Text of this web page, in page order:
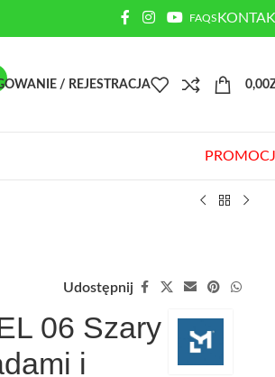
FAQS
/ REJESTRACJA 0,00
Udostępnij
06 Szary
i